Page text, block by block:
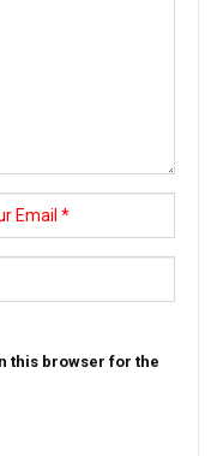
this browser for the